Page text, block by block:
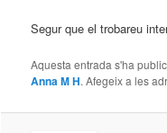
Segur que el trobareu
Aquesta entrada s'ha
Anna M H. Afegeix a les